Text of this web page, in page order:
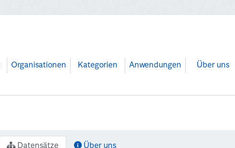
Organisationen Kategorien Anwendungen Über uns
Datensätze Über uns